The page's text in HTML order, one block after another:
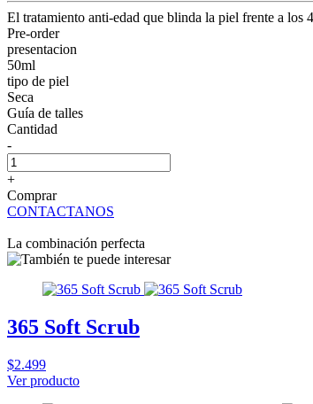
El tratamiento anti-edad que blinda la piel frente a los
Pre-order
presentacion
50ml
tipo de piel
Seca
Guía de talles
Cantidad
-
+
Comprar
CONTACTANOS
La combinación perfecta
365 Soft Scrub
$2.499
Ver producto